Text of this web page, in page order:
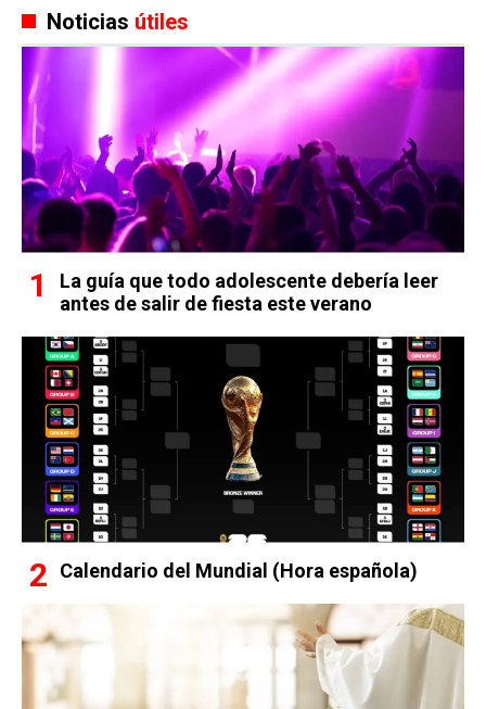
Noticias útiles
La guía que todo adolescente debería leer
antes de salir de fiesta este verano
Calendario del Mundial (Hora española)